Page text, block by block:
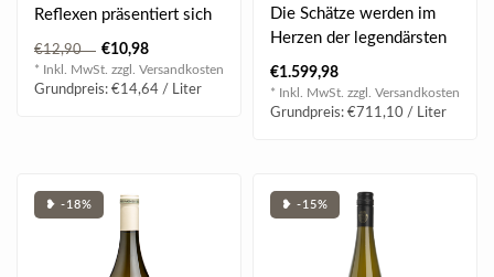
Reflexen präsentiert sich
dieser Viognier im Glas,
aus de..
€12,90 €10,98
* Inkl. MwSt. zzgl. Versandkosten
Grundpreis: €14,64 / Liter
Die Schätze werden im
Herzen der legendärsten
und berühmtesten
Parzellen des ..
€1.599,98
* Inkl. MwSt. zzgl. Versandkosten
Grundpreis: €711,10 / Liter
❥ -18% ❥ -15%